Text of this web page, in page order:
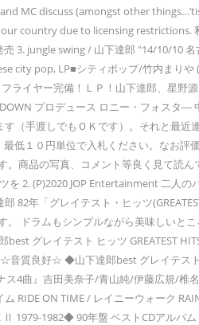
MC discuss (amongst other
country due to licensing restrictions.
3. jungle swing / 山下達郎 "14/10/10
pop, LP■シティポップ/竹内まりや
イヤー完備！ＬＰ！山下達郎、星野
プロデュース ロニー・フォスタ
（手渡しでもＯＫです）。それと最
低１０円単位で入札ください。なお評
商品の写真、コメント等良く見て読
2. (P)2020 JOP Entertainment 二人の
年「グレイテスト・ヒッツ
ドラムもシンプルながら美味しいと
グレイテスト ヒッツ GREATEST
質良好☆ ◆山下達郎best グレイテスト
曲』吉田美奈子/青山純/伊藤広規/椎名
RIDE ON TIME / レイニーウォーク
1982◆ 90年盤 ベストCDアルバム